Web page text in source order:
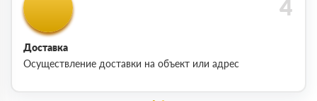
Доставка
Осуществление доставки на объект или адрес